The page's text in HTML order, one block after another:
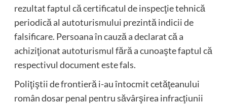
rezultat faptul că certificatul de inspecţie tehnică
periodică al autoturismului prezintă indicii de
falsificare. Persoana în cauză a declarat că a
achiziţionat autoturismul fără a cunoaşte faptul că
respectivul document este fals.
Poliţiştii de frontieră i-au întocmit cetăţeanului
român dosar penal pentru săvârşirea infracţiunii